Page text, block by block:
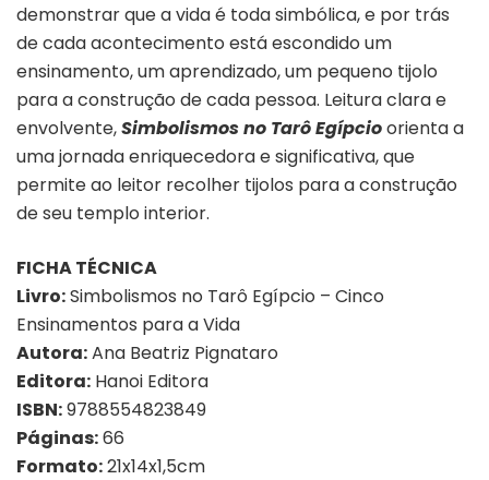
demonstrar que a vida é toda simbólica, e por trás
de cada acontecimento está escondido um
ensinamento, um aprendizado, um pequeno tijolo
para a construção de cada pessoa. Leitura clara e
envolvente,Simbolismos no Tarô Egípcioorienta a
uma jornada enriquecedora e significativa, que
permite ao leitor recolher tijolos para a construção
de seu templo interior.
FICHA TÉCNICA
Livro:Simbolismos no Tarô Egípcio – Cinco
Ensinamentos para a Vida
Autora:Ana Beatriz Pignataro
Editora: Hanoi Editora
ISBN:9788554823849
Páginas:66
Formato:21x14x1,5cm